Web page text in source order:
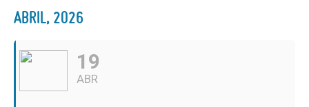
ABRIL, 2026
19
ABR